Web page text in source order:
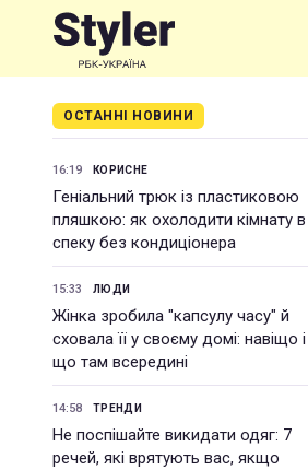
ОСТАННІ НОВИНИ
16:19 КОРИСНЕ
Геніальний трюк із пластиковою
пляшкою: як охолодити кімнату в
спеку без кондиціонера
15:33 ЛЮДИ
Жінка зробила "капсулу часу" й
сховала її у своєму домі: навіщо і
що там всередині
14:58 ТРЕНДИ
Не поспішайте викидати одяг: 7
речей, які врятують вас, якщо